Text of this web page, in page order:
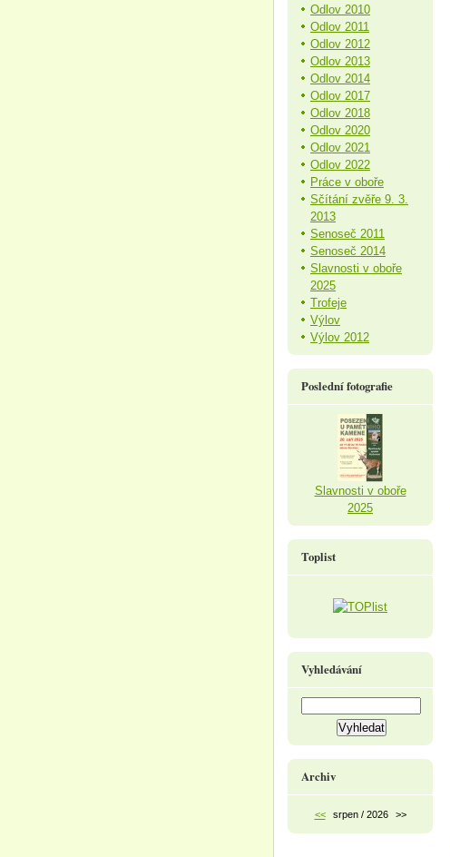
Odlov 2010
Odlov 2011
Odlov 2012
Odlov 2013
Odlov 2014
Odlov 2017
Odlov 2018
Odlov 2020
Odlov 2021
Odlov 2022
Práce v oboře
Sčítání zvěře 9. 3.
2013
Senoseč 2011
Senoseč 2014
Slavnosti v oboře
2025
Trofeje
Výlov
Výlov 2012
Poslední fotografie
Slavnosti v oboře
2025
Toplist
Vyhledávání
Archiv
<< srpen / 2026 >>